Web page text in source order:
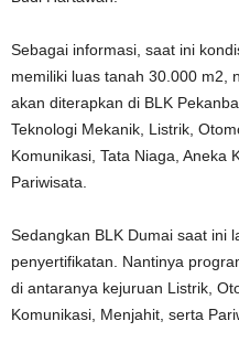
Sebagai informasi, saat ini
memiliki luas tanah 30.000 m2,
akan diterapkan di BLK
Teknologi Mekanik, Listrik,
Komunikasi, Tata Niaga, Aneka
Pariwisata.
Sedangkan BLK Dumai saat ini
penyertifikatan. Nantinya
di antaranya kejuruan Listrik,
Komunikasi, Menjahit, serta